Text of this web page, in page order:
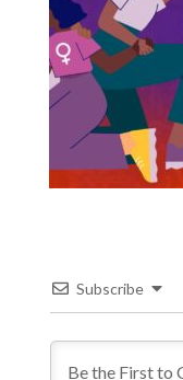
Subscribe